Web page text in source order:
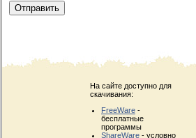
На сайте доступно для
скачивания:
FreeWare -
бесплатные
программы
ShareWare - условно